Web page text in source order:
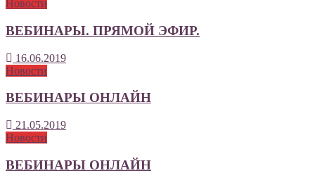
Новости
ВЕБИНАРЫ. ПРЯМОЙ ЭФИР.
16.06.2019
Новости
ВЕБИНАРЫ ОНЛАЙН
21.05.2019
Новости
ВЕБИНАРЫ ОНЛАЙН